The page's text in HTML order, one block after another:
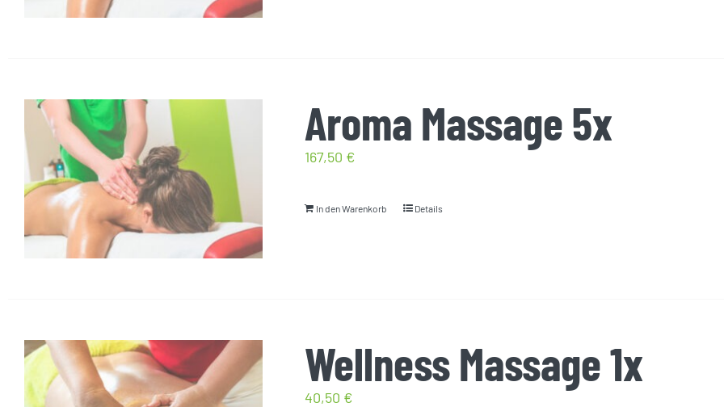
Aroma Massage 5x
167,50 €
In den Warenkorb Details
Wellness Massage 1x
40,50 €